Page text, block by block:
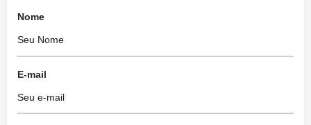
Nome
E-mail